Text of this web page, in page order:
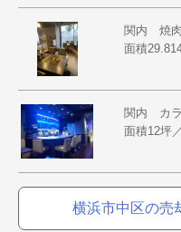
関内 焼
面積
関内 カ
面積12坪
横浜市中区の売